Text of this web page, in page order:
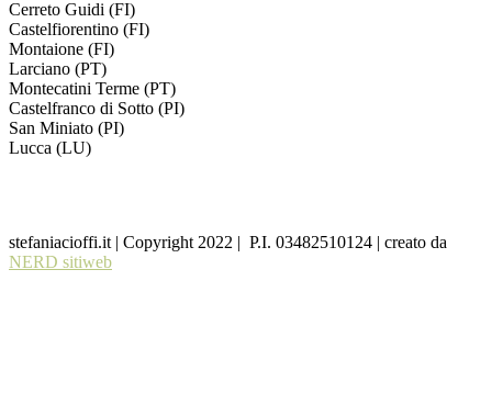
Cerreto Guidi (FI)
Castelfiorentino (FI)
Montaione (FI)
Larciano (PT)
Montecatini Terme (PT)
Castelfranco di Sotto (PI)
San Miniato (PI)
Lucca (LU)
stefaniacioffi.it | Copyright 2022 | P.I. 03482510124 | creato da
NERD sitiweb